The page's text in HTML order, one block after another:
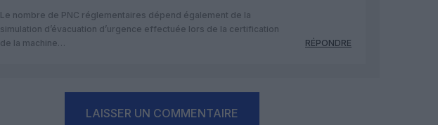
Le nombre de PNC réglementaires dépend également de la
simulation d’évacuation d’urgence effectuée lors de la certification
de la machine…
RÉPONDRE
LAISSER UN COMMENTAIRE